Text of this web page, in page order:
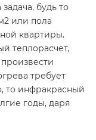
будь то
или пола
квартиры.
теплорасчет,
требует
то инфракрасный
годы, даря